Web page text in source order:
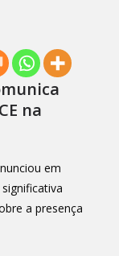
na
em
a presença